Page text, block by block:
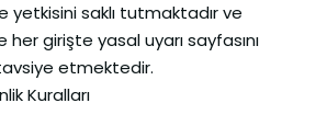
yetkisini saklı tutmaktadır ve
her girişte yasal uyarı sayfasını
etmektedir.
Kuralları